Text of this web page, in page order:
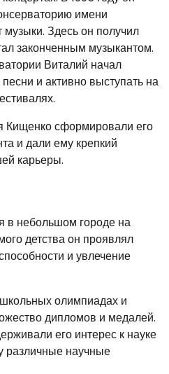
имени
музыки. Здесь он получил
законченным музыкантом.
Виталий начал
и активно выступать на
Кищенко сформировали его
и дали ему крепкий
карьеры.
в небольшом городе на
детства он проявлял
и увлечение
олимпиадах и
дипломов и медалей.
его интерес к науке
различные научные